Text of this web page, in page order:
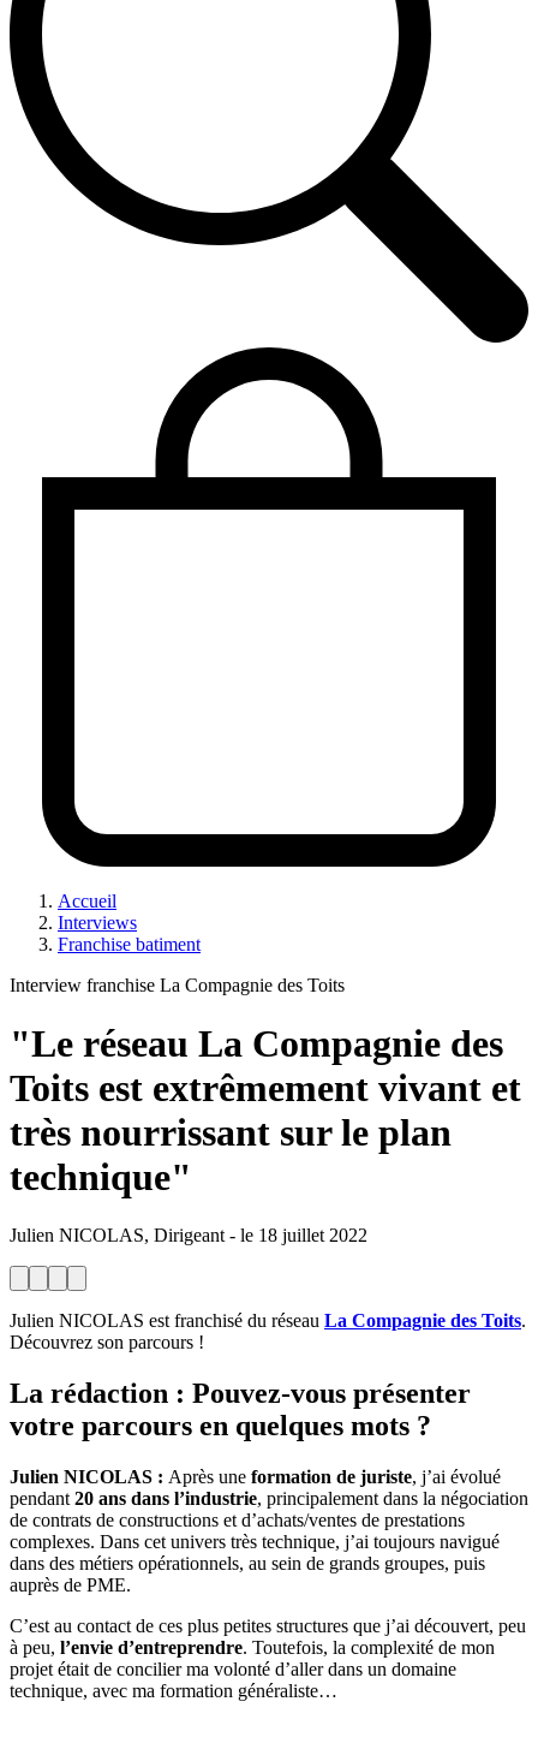
Accueil
Interviews
Franchise batiment
Interview franchise La Compagnie des Toits
"Le réseau La Compagnie des
Toits est extrêmement vivant et
très nourrissant sur le plan
technique"
Julien NICOLAS, Dirigeant- le 18 juillet 2022
Julien NICOLAS est franchisé du réseau La Compagnie des Toits.
Découvrez son parcours !
La rédaction : Pouvez-vous présenter
votre parcours en quelques mots ?
Julien NICOLAS : Après une formation de juriste, j’ai évolué
pendant 20 ans dans l’industrie, principalement dans la négociation
de contrats de constructions et d’achats/ventes de prestations
complexes. Dans cet univers très technique, j’ai toujours navigué
dans des métiers opérationnels, au sein de grands groupes, puis
auprès de PME.
C’est au contact de ces plus petites structures que j’ai découvert, peu
à peu, l’envie d’entreprendre. Toutefois, la complexité de mon
projet était de concilier ma volonté d’aller dans un domaine
technique, avec ma formation généraliste…